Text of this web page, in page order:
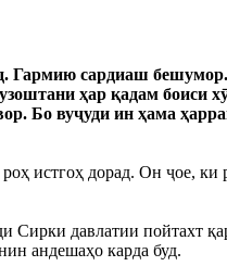
Гармию сардиаш
ҳар қадам боиси
Бо вуҷуди ин ҳама
истгоҳ дорад. Он ҷое, ки
Сирки давлатии пойтахт
андешаҳо карда буд.